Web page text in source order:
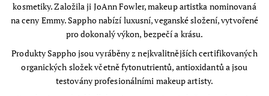
kosmetiky. Založila ji JoAnn Fowler, makeup artistka nominovaná
na ceny Emmy. Sappho nabízí luxusní, veganské složení, vytvořené
pro dokonalý výkon, bezpečí a krásu.
Produkty Sappho jsou vyráběny z nejkvalitnějších certifikovaných
organických složek včetně fytonutrientů, antioxidantů a jsou
testovány profesionálními makeup artisty.